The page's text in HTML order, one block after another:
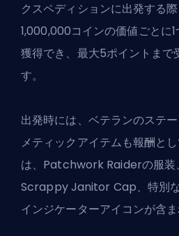
クスペディションに出発する
1,000,000コインの価値ごとに
獲得でき、最大5ポイントまで
す。
出発時には、ベテランのステ
メティックアイテムも報酬と
は、Patchwork Raiderの服装
Scrappy Janitor Cap、特別
インジケーターアイコンが含ま